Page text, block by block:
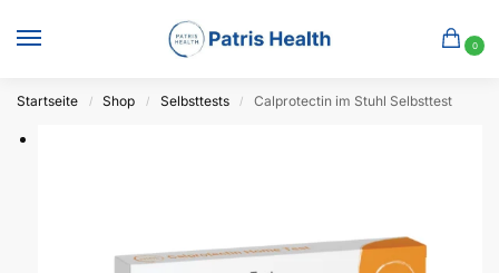
0
Startseite / Shop / Selbsttests / Calprotectin im Stuhl Selbsttest